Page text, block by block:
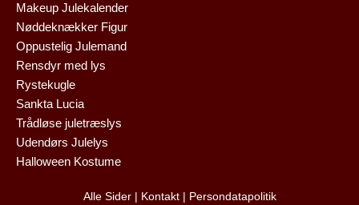
Makeup Julekalender
Nøddeknækker Figur
Oppustelig Julemand
Rensdyr med lys
Rystekugle
Sankta Lucia
Trådløse juletræslys
Udendørs Julelys
Halloween Kostume
Alle Sider| Kontakt| Persondatapolitik